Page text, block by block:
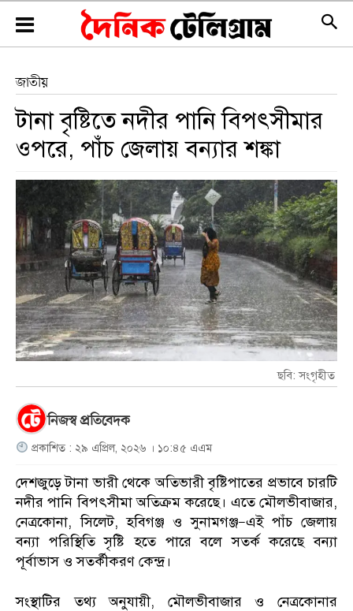
জাতীয়
টানা বৃষ্টিতে নদীর পানি বিপৎসীমার
ওপরে, পাঁচ জেলায় বন্যার শঙ্কা
ছবি: সংগৃহীত
নিজস্ব প্রতিবেদক
প্রকাশিত : ২৯ এপ্রিল, ২০২৬ । ১০:৪৫ এএম
দেশজুড়ে টানা ভারী থেকে অতিভারী বৃষ্টিপাতের প্রভাবে চারটি
নদীর পানি বিপৎসীমা অতিক্রম করেছে। এতে মৌলভীবাজার,
নেত্রকোনা, সিলেট, হবিগঞ্জ ও সুনামগঞ্জ—এই পাঁচ জেলায়
বন্যা পরিস্থিতি সৃষ্টি হতে পারে বলে সতর্ক করেছে বন্যা
পূর্বাভাস ও সতর্কীকরণ কেন্দ্র।
সংস্থাটির তথ্য অনুযায়ী, মৌলভীবাজার ও নেত্রকোনার